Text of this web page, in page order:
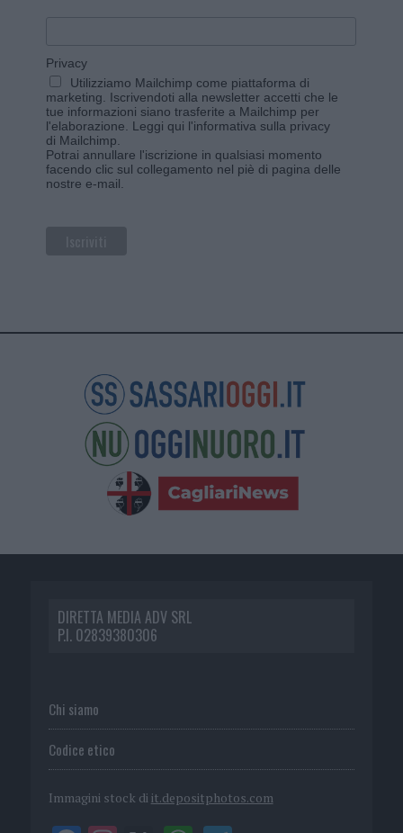
Privacy
Utilizziamo Mailchimp come piattaforma di
marketing. Iscrivendoti alla newsletter accetti che le
tue informazioni siano trasferite a Mailchimp per
l'elaborazione. Leggi qui l'informativa sulla privacy
di Mailchimp
Potrai annullare l'iscrizione in qualsiasi momento
facendo clic sul collegamento nel piè di pagina delle
nostre e-mail.
DIRETTA MEDIA ADV SRL
P.I. 02839380306
Chi siamo
Codice etico
Immagini stock di it.depositphotos.com